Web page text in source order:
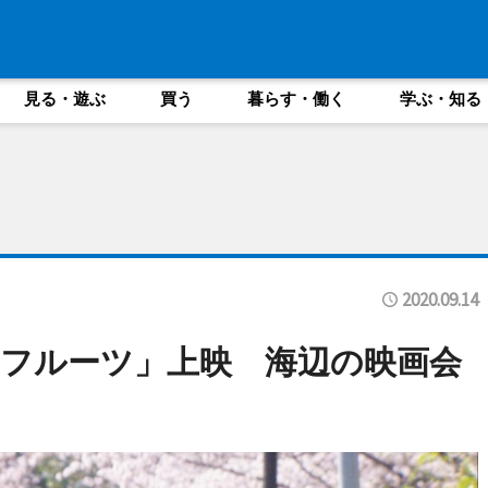
見る・遊ぶ 買う 暮らす・働く 学ぶ・知る
2020.09.14
ルーツ」上映 海辺の映画会